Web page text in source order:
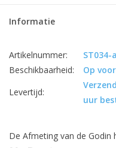
Informatie
Artikelnummer:
Beschikbaarheid:
Op
Levertijd:
uur
De Afmeting van de Godin